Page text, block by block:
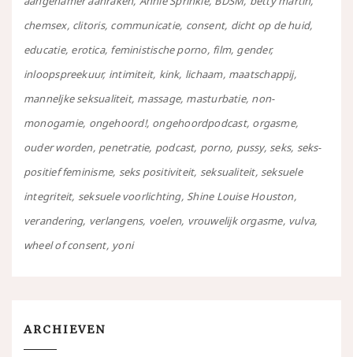
chemsex clitoris communicatie consent dicht op de huid
educatie erotica feministische porno film gender
inloopspreekuur intimiteit kink lichaam maatschappij
manneljke seksualiteit massage masturbatie non-
monogamie ongehoord! ongehoordpodcast orgasme
ouder worden penetratie podcast porno pussy seks seks-
positief feminisme seks positiviteit seksualiteit seksuele
integriteit seksuele voorlichting Shine Louise Houston
verandering verlangens voelen vrouwelijk orgasme vulva
wheel of consent yoni
ARCHIEVEN